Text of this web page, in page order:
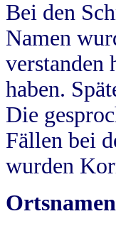
Bei den
Namen
verstanden
haben.
Die
Fällen bei
wurden
Ortsnamen